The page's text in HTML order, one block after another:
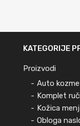
KATEGORIJE
Proizvodi
Auto
Komplet
Kožica
Obloga